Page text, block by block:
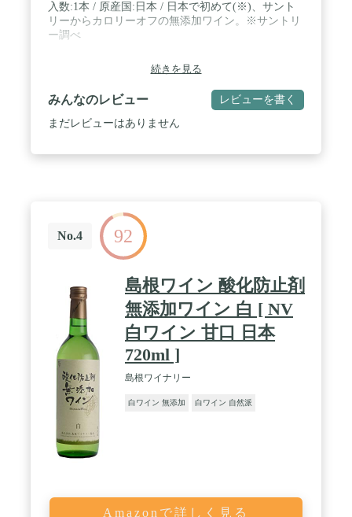
入数:1本 / 原産国:日本 / 日本で初めて(※)、サント
リーからカロリーオフの無添加ワイン。※サントリ
ー調べ
続きを見る
みんなのレビュー レビューを書く
まだレビューはありません
No.4 92
島根ワイン 酸化防止剤
無添加ワイン 白 [ NV
白ワイン 甘口 日本
720ml ]
島根ワイナリー
白ワイン 無添加 白ワイン 自然派
Amazonで詳しく見る